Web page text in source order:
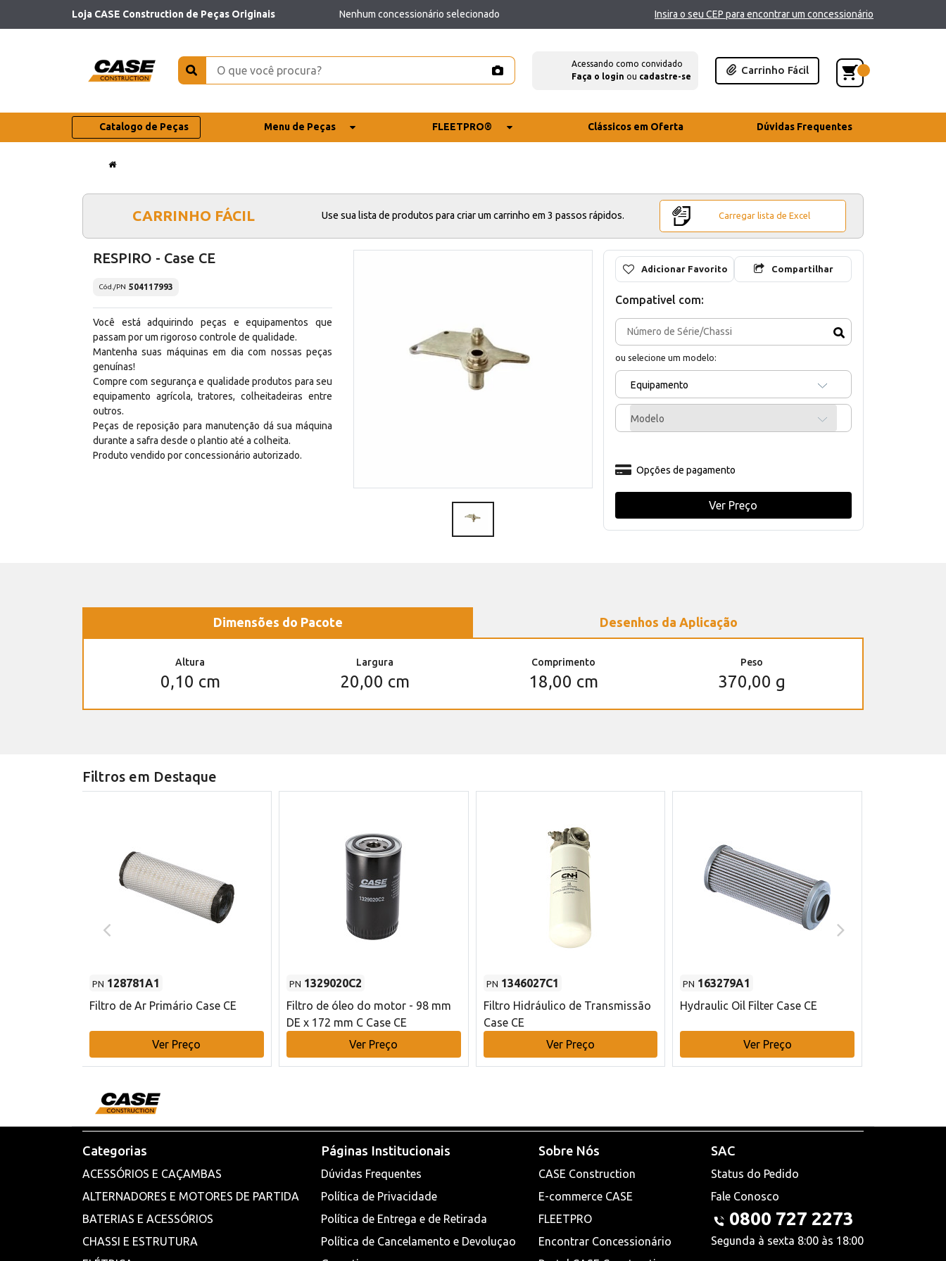
Loja CASE Construction de Peças Originais Nenhum concessionário selecionado Insira o seu CEP para encontrar um concessionário
Acessando como convidado
Faça o login ou cadastre-se
Carrinho Fácil
Catalogo de Peças Menu de Peças FLEETPRO® Clássicos em Oferta Dúvidas Frequentes
CARRINHO FÁCIL Use sua lista de produtos para criar um carrinho em 3 passos rápidos. Carregar lista de Excel
RESPIRO - Case CE
Cód./PN 504117993
Você está adquirindo peças e equipamentos que
passam por um rigoroso controle de qualidade.
Mantenha suas máquinas em dia com nossas peças
genuínas!
Compre com segurança e qualidade produtos para seu
equipamento agrícola, tratores, colheitadeiras entre
outros.
Peças de reposição para manutenção dá sua máquina
durante a safra desde o plantio até a colheita.
Produto vendido por concessionário autorizado.
Adicionar Favorito Compartilhar
Compativel com:
ou selecione um modelo:
Equipamento
Modelo
Opções de pagamento
Ver Preço
Dimensões do Pacote Desenhos da Aplicação
Altura
0,10 cm
Largura
20,00 cm
Comprimento
18,00 cm
Peso
370,00 g
Filtros em Destaque
PN 128781A1
Filtro de Ar Primário Case CE
Ver Preço
PN 1329020C2
Filtro de óleo do motor - 98 mm
DE x 172 mm C Case CE
Ver Preço
PN 1346027C1
Filtro Hidráulico de Transmissão
Case CE
Ver Preço
PN 163279A1
Hydraulic Oil Filter Case CE
Ver Preço
Categorias
ACESSÓRIOS E CAÇAMBAS
ALTERNADORES E MOTORES DE PARTIDA
BATERIAS E ACESSÓRIOS
CHASSI E ESTRUTURA
Páginas Institucionais
Dúvidas Frequentes
Política de Privacidade
Política de Entrega e de Retirada
Política de Cancelamento e Devoluçao
Sobre Nós
CASE Construction
E-commerce CASE
FLEETPRO
Encontrar Concessionário
SAC
Status do Pedido
Fale Conosco
0800 727 2273
Segunda à sexta 8:00 às 18:00